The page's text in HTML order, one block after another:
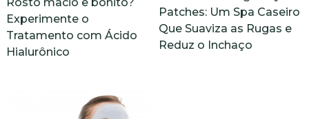
Experimente o
Tratamento com Ácido
Hialurônico
Patches: Um Spa Caseiro
Que Suaviza as Rugas e
Reduz o Inchaço